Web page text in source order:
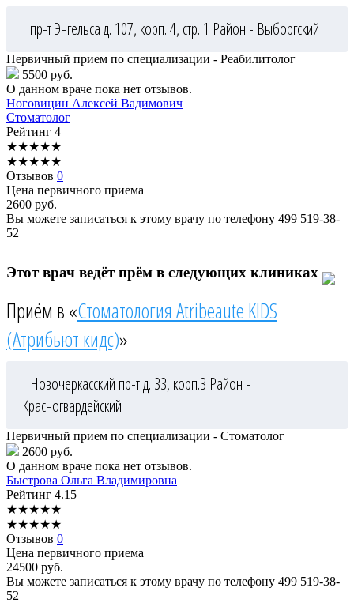
пр-т Энгельса д. 107, корп. 4, стр. 1 Район - Выборгский
Первичный прием по специализации - Реабилитолог
5500 руб.
О данном враче пока нет отзывов.
Ноговицин Алексей Вадимович
Стоматолог
Рейтинг 4
★★★★★
★★★★★
Отзывов 0
Цена первичного приема
2600 руб.
Вы можете записаться к этому врачу по телефону 499 519-38-
52
Этот врач ведёт прём в следующих клиниках
Приём в «Стоматология Atribeaute KIDS
(Атрибьют кидс)»
Новочеркасский пр-т д. 33, корп.3 Район -
Красногвардейский
Первичный прием по специализации - Стоматолог
2600 руб.
О данном враче пока нет отзывов.
Быстрова Ольга Владимировна
Рейтинг 4.15
★★★★★
★★★★★
Отзывов 0
Цена первичного приема
24500 руб.
Вы можете записаться к этому врачу по телефону 499 519-38-
52